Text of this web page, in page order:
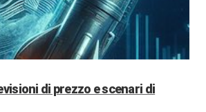
di prezzo e scenari di